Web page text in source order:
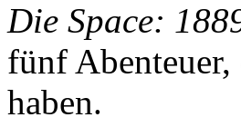
Die Space:
fünf Abenteuer,
haben.